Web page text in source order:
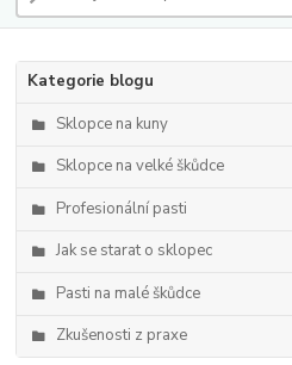
Kategorie blogu
Sklopce na kuny
Sklopce na velké škůdce
Profesionální pasti
Jak se starat o sklopec
Pasti na malé škůdce
Zkušenosti z praxe